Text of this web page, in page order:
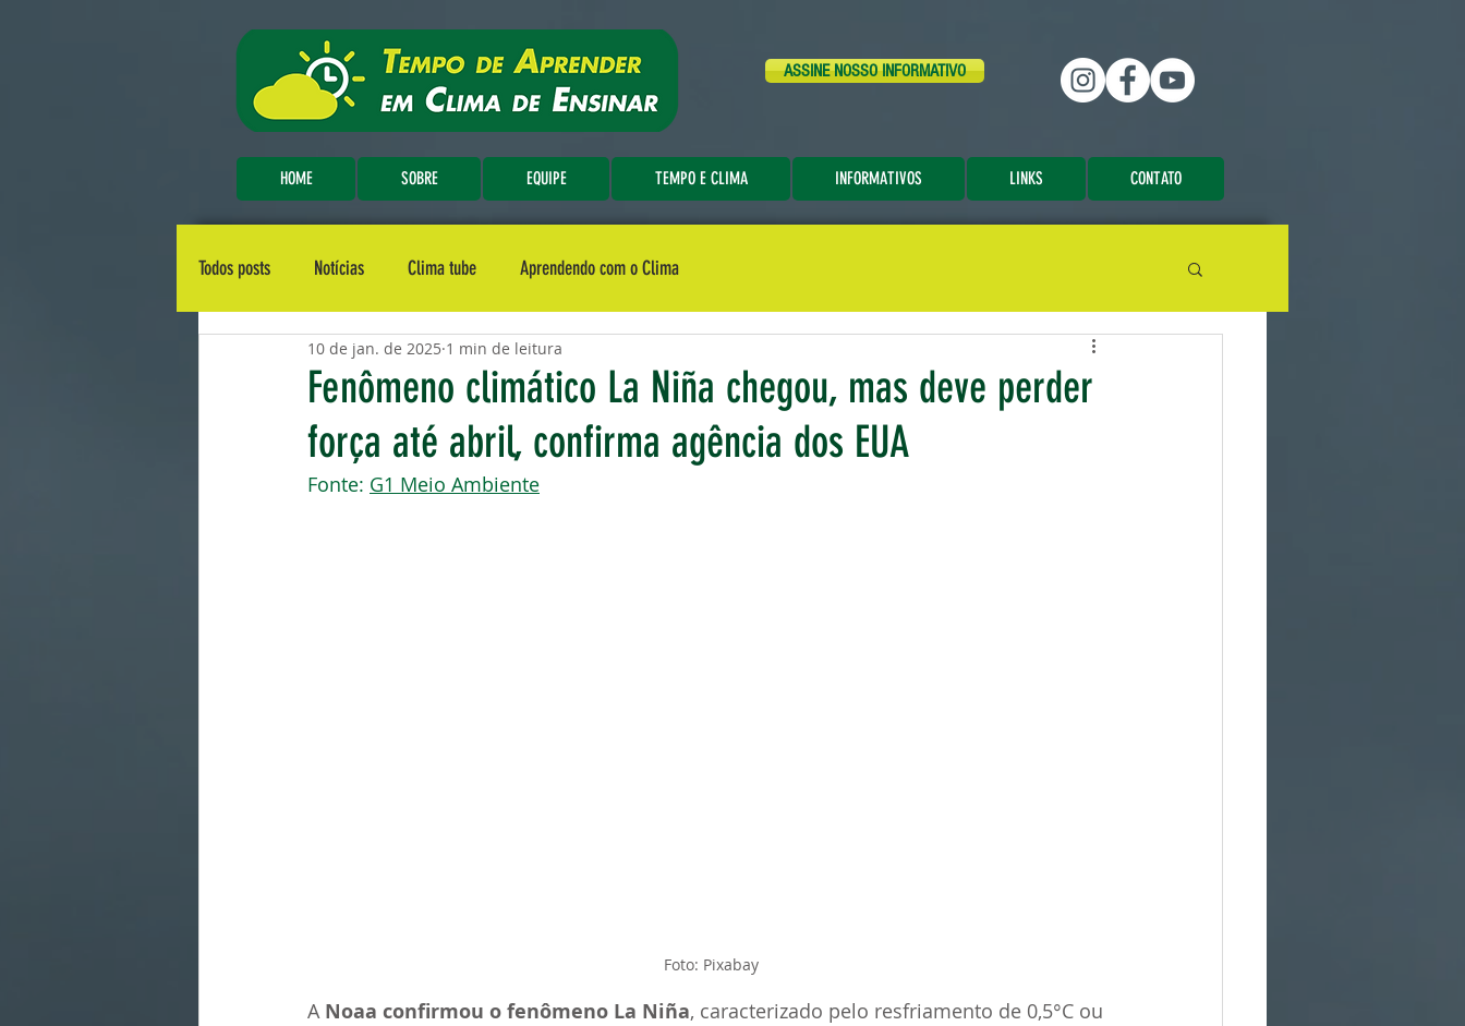
ASSINE NOSSO INFORMATIVO
HOME SOBRE EQUIPE TEMPO E CLIMA INFORMATIVOS LINKS CONTATO
Todos posts Notícias Clima tube Aprendendo com o Clima
Fenômeno climático La Niña chegou, mas deve perder
força até abril, confirma agência dos EUA
10 de jan. de 2025 1 min de leitura
Fonte: G1 Meio Ambiente
Foto: Pixabay
A Noaa confirmou o fenômeno La Niña, caracterizado pelo resfriamento de 0,5°C ou